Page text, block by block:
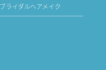
ブライダルヘアメイク